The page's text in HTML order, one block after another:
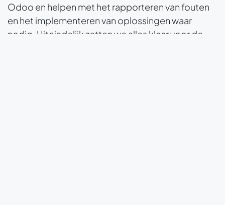
Odoo en helpen met het rapporteren van fouten
en het implementeren van oplossingen waar
nodig. Uiteindelijk zetten we alles klaar voor de